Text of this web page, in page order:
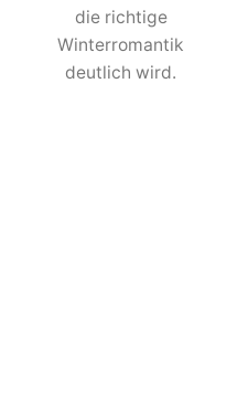
die richtige
Winterromantik
deutlich wird.